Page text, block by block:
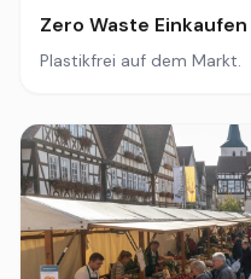
Zero Waste Einkaufen
Plastikfrei auf dem Markt.